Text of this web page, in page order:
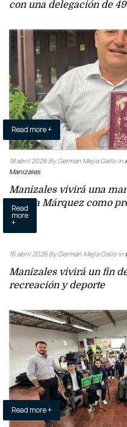
con una delegación de
Read more +
18 abril 2026 By Germán Mejía Gallo in
Manizales
Manizales vivirá una
García Márquez como
Read
more
+
16 abril 2026 By Germán Mejía Gallo in
Manizales vivirá un fin
recreación y deporte
Read more +